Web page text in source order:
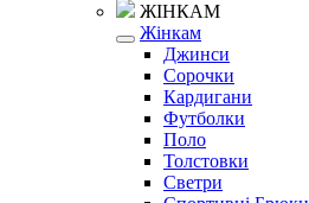
ЖІНКАМ
Жінкам
Джинси
Сорочки
Кардигани
Футболки
Поло
Толстовки
Светри